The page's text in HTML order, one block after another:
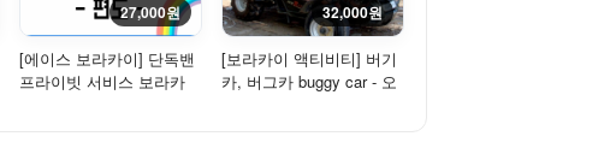
27,000원
[에이스 보라카이] 단독밴
프라이빗 서비스 보라카
32,000원
[보라카이 액티비티] 버기
카, 버그카 buggy car - 오